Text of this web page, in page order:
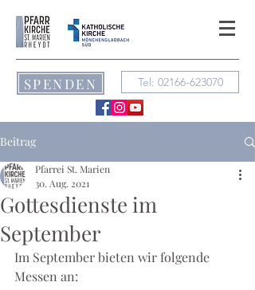
SPENDEN Tel: 02166-623070
Beitrag
Gottesdienste im
September
Pfarrei St. Marien
30. Aug. 2021
Im September bieten wir folgende
Messen an: